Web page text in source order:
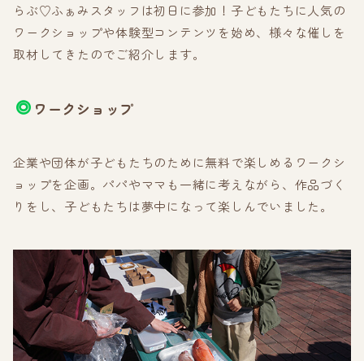
らぶ♡ふぁみスタッフは初日に参加！子どもたちに人気の
ワークショップや体験型コンテンツを始め、様々な催しを
取材してきたのでご紹介します。
ワークショップ
企業や団体が子どもたちのために無料で楽しめるワークシ
ョップを企画。パパやママも一緒に考えながら、作品づく
りをし、子どもたちは夢中になって楽しんでいました。